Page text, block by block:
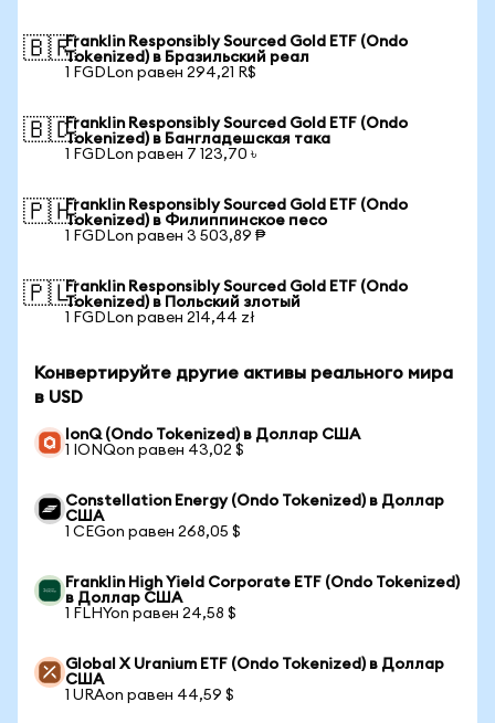
🇧🇷Franklin Responsibly Sourced Gold ETF (Ondo
Tokenized) в Бразильский реал
1 FGDLon равен 294,21 R$
🇧🇩Franklin Responsibly Sourced Gold ETF (Ondo
Tokenized) в Бангладешская така
1 FGDLon равен 7 123,70 ৳
🇵🇭Franklin Responsibly Sourced Gold ETF (Ondo
Tokenized) в Филиппинское песо
1 FGDLon равен 3 503,89 ₱
🇵🇱Franklin Responsibly Sourced Gold ETF (Ondo
Tokenized) в Польский злотый
1 FGDLon равен 214,44 zł
Конвертируйте другие активы реального мира
в USD
IonQ (Ondo Tokenized) в Доллар США
1 IONQon равен 43,02 $
Constellation Energy (Ondo Tokenized) в Доллар
США
1 CEGon равен 268,05 $
Franklin High Yield Corporate ETF (Ondo Tokenized)
в Доллар США
1 FLHYon равен 24,58 $
Global X Uranium ETF (Ondo Tokenized) в Доллар
США
1 URAon равен 44,59 $